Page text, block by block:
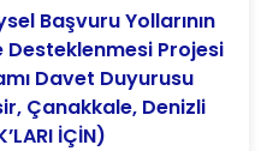
Başvuru Yollarının
Desteklenmesi Projesi
Davet Duyurusu
Çanakkale, Denizli
İÇİN)